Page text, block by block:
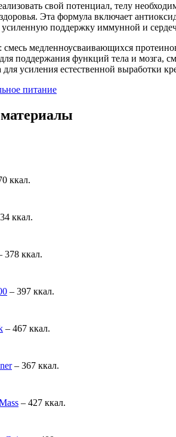
свой потенциал, телу
Эта формула включает
поддержку иммунной и
смесь медленноусваивающихся
поддержания функций тела и мозга,
для усиления естественной выработки
питание
ккал.
ккал.
378 ккал.
– 397 ккал.
– 467 ккал.
– 367 ккал.
– 427 ккал.